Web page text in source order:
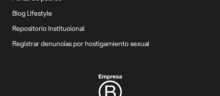
Blog Lifestyle
Repositorio Institucional
Registrar denuncias por hostigamiento sexual